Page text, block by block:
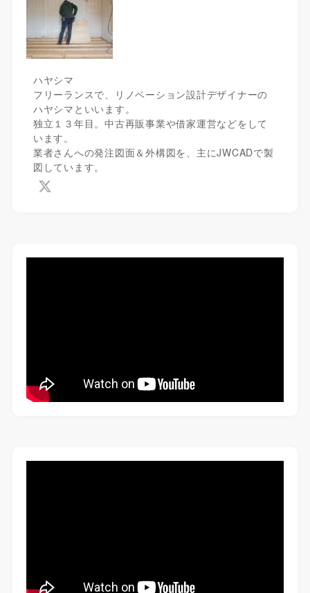
ハヤシマ
フリーランスで、リノベーション設計デザイナーの
ハヤシマといいます。
独立１３年目。中古再販事業や借家運営などをして
います。
業者さんへの発注図面＆外構図を、主にJWCADで製
図しています。